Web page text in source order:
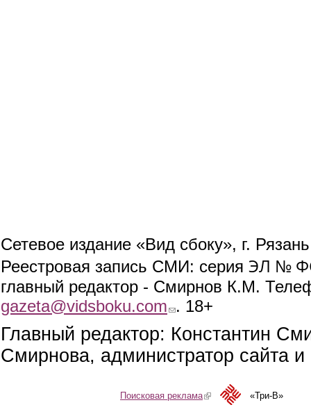
Сетевое издание «Вид сбоку», г.
Реестровая запись СМИ: серия ЭЛ №
главный редактор - Смирнов К.М.
gazeta@vidsboku.com (link sends e-mail)
. 18+
Главный редактор: Константин
Смирнова, администратор сайта
Поисковая реклама(link is external)«Три-В»